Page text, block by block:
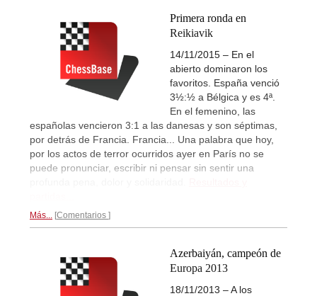
Primera ronda en
Reikiavik
14/11/2015 – En el
abierto dominaron los
favoritos. España venció
3½:½ a Bélgica y es 4ª.
En el femenino, las
españolas vencieron 3:1 a las danesas y son séptimas,
por detrás de Francia. Francia... Una palabra que hoy,
por los actos de terror ocurridos ayer en París no se
puede pronunciar, escribir ni pensar sin sentir una
Más... Comentarios
Azerbaiyán, campeón de
Europa 2013
18/11/2013 – A los